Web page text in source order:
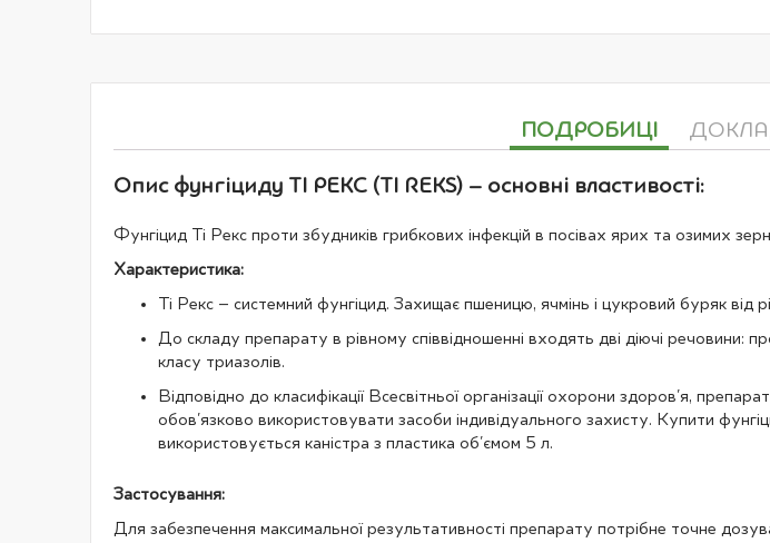
ПОДРОБИЦІ
Опис фунгіциду ТІ РЕКС (TI REKS) – основні властивості:
Фунгіцид Ті Рекс проти збудників грибкових інфекцій в посівах ярих та озимих
Характеристика:
Ті Рекс – системний фунгіцид. Захищає пшеницю, ячмінь і цукровий буряк від
До складу препарату в рівному співвідношенні входять дві діючі речовини:
класу триазолів.
Відповідно до класифікації Всесвітньої організації охорони здоров'я,
обов'язково використовувати засоби індивідуального захисту. Купити
використовується каністра з пластика об'ємом 5 л.
Застосування:
Для забезпечення максимальної результативності препарату потрібне точне